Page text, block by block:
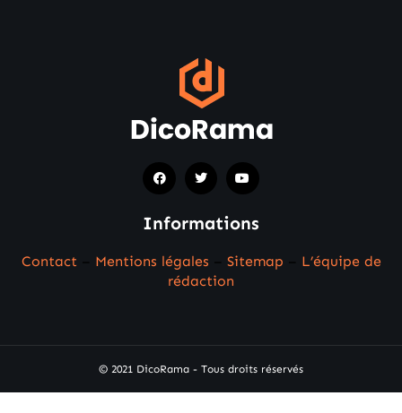
Informations
Contact Mentions légales Sitemap
L’équipe de
rédaction
© 2021 DicoRama - Tous droits réservés